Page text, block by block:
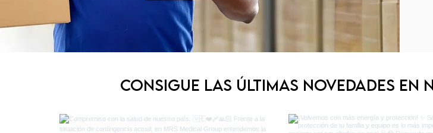
Consigue las últimas novedades